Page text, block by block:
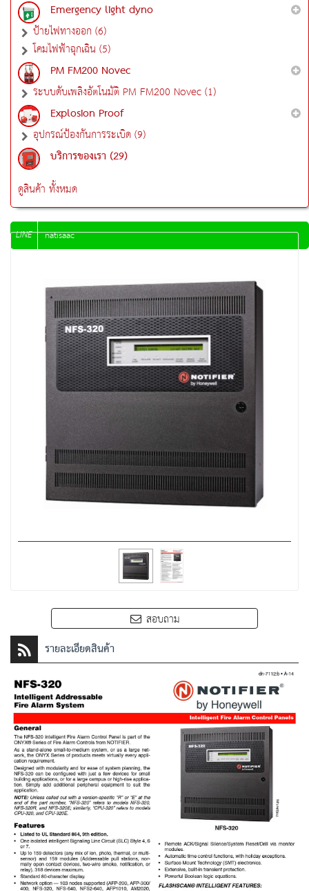
Emergency light dyno
ป้ายไฟทางออก (6)
โคมไฟฟ้าฉุกเฉิน (5)
PM FM200 Novec
ระบบดับเพลิงอัตโนมัติ PM FM200 Novec (1)
Explosion Proof
อุปกรณ์ป้องกันการระเบิด (9)
บริการของเรา (29)
ดูสินค้า ทั้งหมด
LINE natisaac
สอบถาม
รายละเอียดสินค้า